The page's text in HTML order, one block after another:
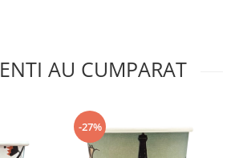
AU CUMPARAT
-27%